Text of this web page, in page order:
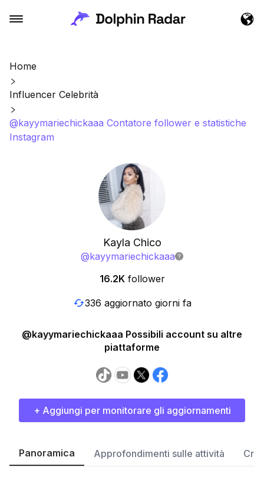
Home
Influencer Celebrità
@kayymariechickaaa Contatore follower e statistiche
Instagram
Kayla Chico
@kayymariechickaaa
16.2K follower
336 aggiornato giorni fa
@kayymariechickaaa Possibili account su altre
piattaforme
+ Aggiungi per monitorare gli aggiornamenti
Panoramica Approfondimenti sulle attività